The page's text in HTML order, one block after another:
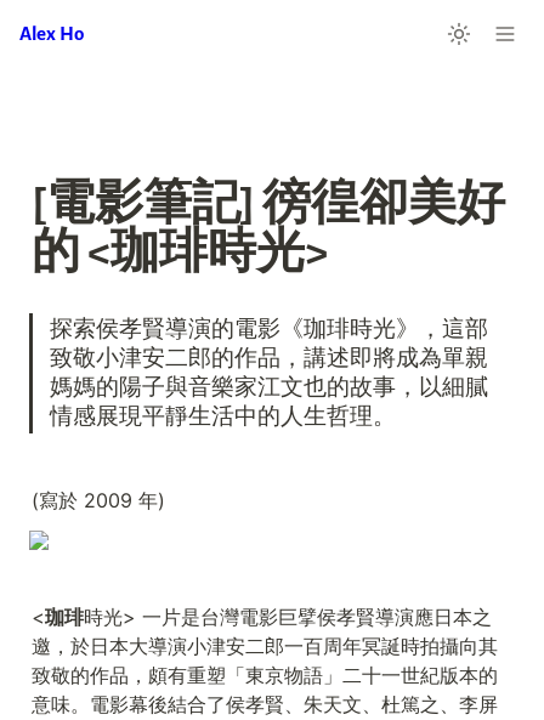
Alex Ho
[電影筆記] 徬徨卻美好
的 <珈琲時光>
探索侯孝賢導演的電影《珈琲時光》，這部
致敬小津安二郎的作品，講述即將成為單親
媽媽的陽子與音樂家江文也的故事，以細膩
情感展現平靜生活中的人生哲理。
(寫於 2009 年)
<珈琲時光> 一片是台灣電影巨擘侯孝賢導演應日本之
邀，於日本大導演小津安二郎一百周年冥誕時拍攝向其
致敬的作品，頗有重塑「東京物語」二十一世紀版本的
意味。電影幕後結合了侯孝賢、朱天文、杜篤之、李屏